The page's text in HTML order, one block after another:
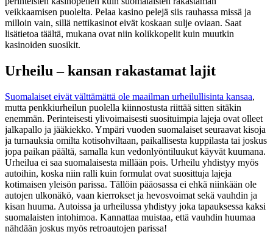
veikkaamisen puolelta. Pelaa kasino pelejä siis rauhassa missä ja
milloin vain, sillä nettikasinot eivät koskaan sulje oviaan. Saat
lisätietoa täältä, mukana ovat niin kolikkopelit kuin muutkin
kasinoiden suosikit.
Urheilu – kansan rakastamat lajit
Suomalaiset eivät välttämättä ole maailman urheilullisinta kansaa,
mutta penkkiurheilun puolella kiinnostusta riittää sitten sitäkin
enemmän. Perinteisesti ylivoimaisesti suosituimpia lajeja ovat olleet
jalkapallo ja jääkiekko. Ympäri vuoden suomalaiset seuraavat kisoja
ja turnauksia omilta kotisohviltaan, paikallisesta kuppilasta tai joskus
jopa paikan päältä, samalla kun vedonlyöntiluukut käyvät kuumana.
Urheilua ei saa suomalaisesta millään pois. Urheilu yhdistyy myös
autoihin, koska niin ralli kuin formulat ovat suosittuja lajeja
kotimaisen yleisön parissa. Tällöin pääosassa ei ehkä niinkään ole
autojen ulkonäkö, vaan kierrokset ja hevosvoimat sekä vauhdin ja
kisan huuma. Autoissa ja urheilussa yhdistyy joka tapauksessa kaksi
suomalaisten intohimoa. Kannattaa muistaa, että vauhdin huumaa
nähdään joskus myös retroautojen parissa!